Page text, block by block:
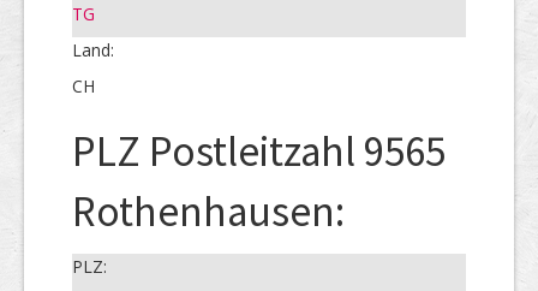
TG
Land:
CH
PLZ Postleitzahl 9565
Rothenhausen:
PLZ: